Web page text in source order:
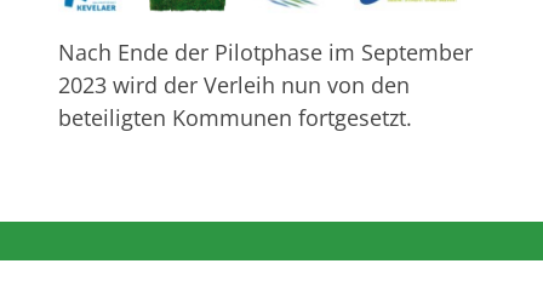
Nach Ende der Pilotphase im September
2023 wird der Verleih nun von den
beteiligten Kommunen fortgesetzt.